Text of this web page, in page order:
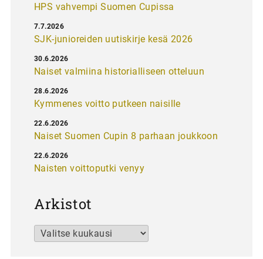
HPS vahvempi Suomen Cupissa
SJK-junioreiden uutiskirje kesä 2026
7.7.2026
Naiset valmiina historialliseen otteluun
30.6.2026
Kymmenes voitto putkeen naisille
28.6.2026
Naiset Suomen Cupin 8 parhaan joukkoon
22.6.2026
Naisten voittoputki venyy
22.6.2026
Arkistot
Arkistot